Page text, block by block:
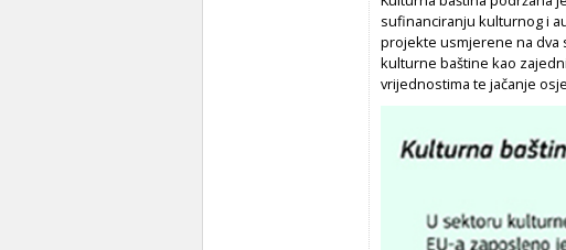
sufinanciranju kulturnog i
projekte usmjerene na dva
kulturne baštine kao
vrijednostima te jačanje